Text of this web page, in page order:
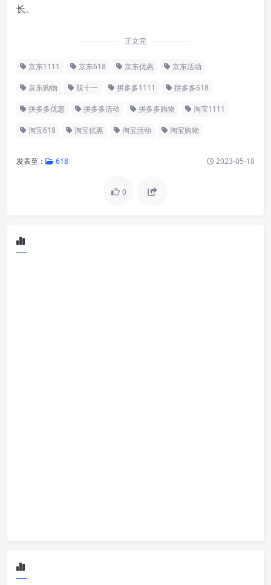
长。
正文完
京东1111 京东618 京东优惠 京东活动
京东购物 双十一 拼多多1111 拼多多618
拼多多优惠 拼多多活动 拼多多购物 淘宝1111
淘宝618 淘宝优惠 淘宝活动 淘宝购物
发表至： 618 2023-05-18
0